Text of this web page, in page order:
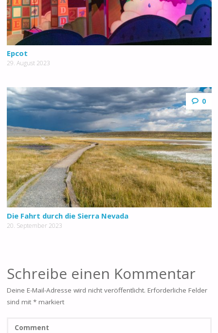
Epcot
29. August 2023
0
Die Fahrt durch die Sierra Nevada
20. September 2023
Schreibe einen Kommentar
Deine E-Mail-Adresse wird nicht veröffentlicht. Erforderliche Felder
sind mit *markiert